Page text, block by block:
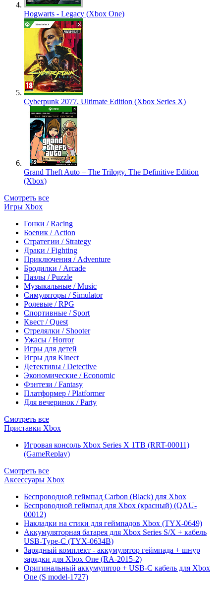
Hogwarts - Legacy (Xbox One)
Cyberpunk 2077. Ultimate Edition (Xbox Series X)
Grand Theft Auto – The Trilogy. The Definitive Edition
(Xbox)
Смотреть все
Игры Xbox
Гонки / Racing
Боевик / Action
Стратегии / Strategy
Драки / Fighting
Приключения / Adventure
Бродилки / Arcade
Пазлы / Puzzle
Музыкальные / Music
Симуляторы / Simulator
Ролевые / RPG
Спортивные / Sport
Квест / Quest
Стрелялки / Shooter
Ужасы / Horror
Игры для детей
Игры для Kinect
Детективы / Detective
Экономические / Economic
Фэнтези / Fantasy
Платформер / Platformer
Для вечеринок / Party
Смотреть все
Приставки Xbox
Игровая консоль Xbox Series X 1TB (RRT-00011)
(GameReplay)
Смотреть все
Аксессуары Xbox
Беспроводной геймпад Carbon (Black) для Xbox
Беспроводной геймпад для Xbox (красный) (QAU-
00012)
Накладки на стики для геймпадов Xbox (TYX-0649)
Аккумуляторная батарея для Xbox Series S/X + кабель
USB-Type-C (TYX-0634B)
Зарядный комплект - аккумулятор геймпада + шнур
зарядки для Xbox One (RA-2015-2)
Оригинальный аккумулятор + USB-C кабель для Xbox
One (S model-1727)